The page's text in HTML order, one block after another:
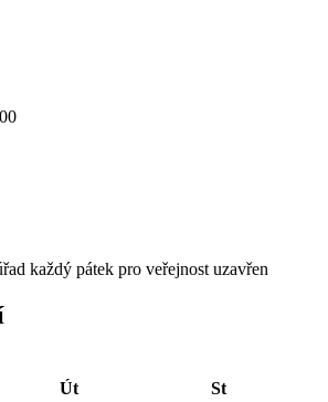
každý pátek pro veřejnost uzavřen
Út
St